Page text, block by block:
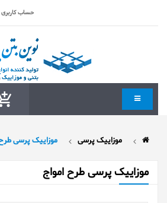
حساب کاربری
موزاییک پرسی موزاییک پرسی
موزاییک پرسی طرح امواج